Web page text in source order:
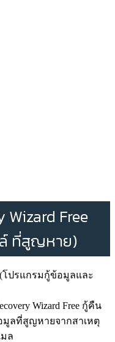
Wizard Free
ล์ ที่สูญหาย)
Wizard Free กู้คืน
มูลที่สูญหายจากสาเหตุ
มล